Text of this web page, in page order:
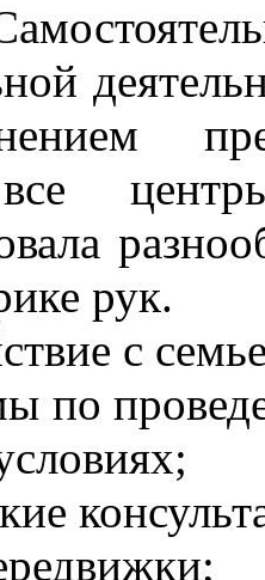
все
рук.
с
по